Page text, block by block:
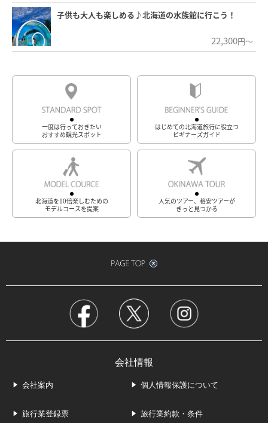
子供も大人も楽しめる♪北海道の水族館に行こう！
22,300円～
一度は行っておきたい
おすすめ観光スポット
はじめての北海道旅行に役立つ
ビギナーズガイド
北海道を10倍楽しむための
モデルコースを提案
人気のツアー、格安ツアーが
きっと見つかる
会社情報
会社案内 個人情報保護について
旅行業登録票 旅行業約款・条件